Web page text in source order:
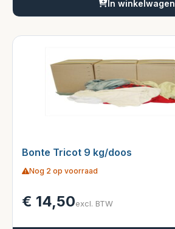
In winkelwagen
Bonte Tricot 9 kg/doos
Nog 2 op voorraad
€ 14,50excl. BTW